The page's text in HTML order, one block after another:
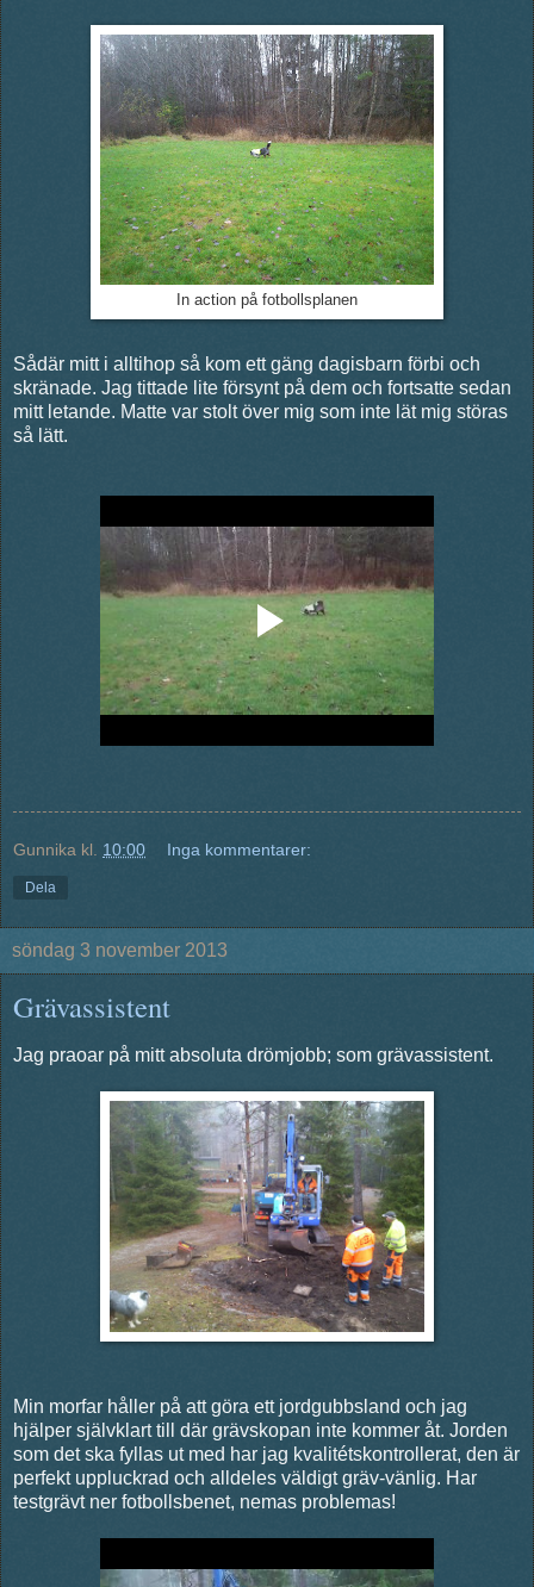
In action på fotbollsplanen
Sådär mitt i alltihop så kom ett gäng dagisbarn förbi och
skränade. Jag tittade lite försynt på dem och fortsatte sedan
mitt letande. Matte var stolt över mig som inte lät mig störas
så lätt.
Gunnika kl. 10:00 Inga kommentarer:
Dela
söndag 3 november 2013
Grävassistent
Jag praoar på mitt absoluta drömjobb; som grävassistent.
Min morfar håller på att göra ett jordgubbsland och jag
hjälper självklart till där grävskopan inte kommer åt. Jorden
som det ska fyllas ut med har jag kvalitétskontrollerat, den är
perfekt uppluckrad och alldeles väldigt gräv-vänlig. Har
testgrävt ner fotbollsbenet, nemas problemas!